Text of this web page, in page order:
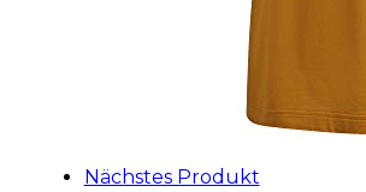
Nächstes Produkt